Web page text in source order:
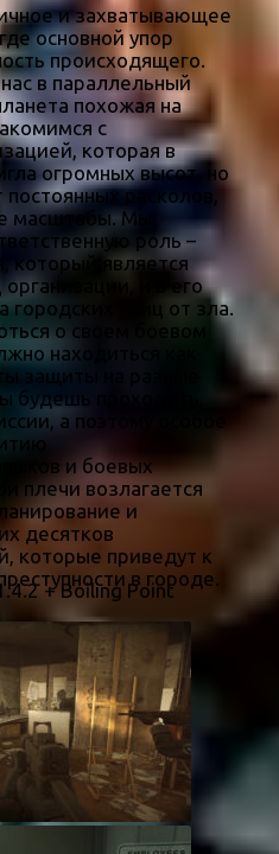
и захватывающее
основной упор
происходящего.
в параллельный
похожая на
с
которая в
огромных высот, но
расколов,
масштабы. Мы
роль –
который является
и в его
городских улиц от зла.
о своем боевом
находиться как
защиты на разные
будешь проходить,
а поэтому особое
и боевых
плечи возлагается
и
десятков
которые приведут к
в городе.
+ Boiling Point